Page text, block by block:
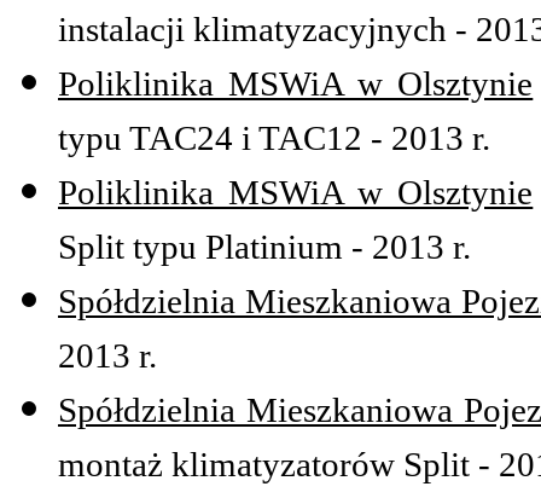
instalacji klimatyzacyjnych -
Poliklinika MSWiA w Olsztynie
typu TAC24 i TAC12 - 2013 r.
Poliklinika MSWiA w Olsztynie
Split typu Platinium - 2013 r.
Spółdzielnia Mieszkaniowa
2013 r.
Spółdzielnia Mieszkaniowa
montaż klimatyzatorów Split -